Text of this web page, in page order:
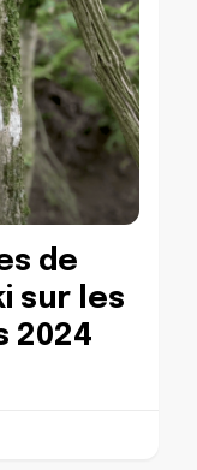
de
sur les
2024